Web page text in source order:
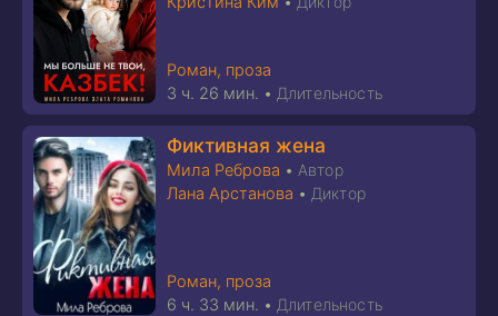
Роман, проза
3 ч. 26 мин. • Длительность
Фиктивная жена
Мила Реброва • Автор
Лана Арстанова • Диктор
Роман, проза
6 ч. 33 мин. • Длительность